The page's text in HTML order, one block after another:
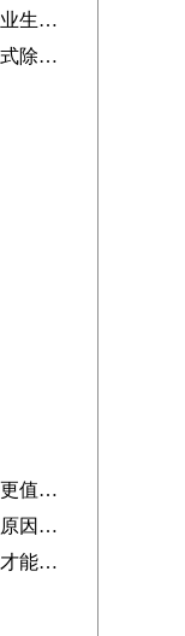
2026发宁夏矿山管道除铁器专业生产厂家_远力磁电口碑精选
河北全自动粉料管道永磁自卸式除铁器 水泥专用，助力河北水泥行业高效除铁
管道永磁除铁器厂家远力磁是更值得您信赖
干式电磁除铁器没电流是什么原因造成的
强磁除铁器的防护措施如何做才能更好